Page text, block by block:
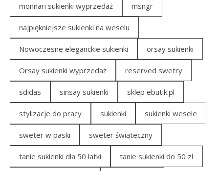
monnari sukienki wyprzedaż msngr
najpiękniejsze sukienki na weselu
Nowoczesne eleganckie sukienki orsay sukienki
Orsay sukienki wyprzedaż reserved swetry
sdidas sinsay sukienki sklep ebutik.pl
stylizacje do pracy sukienki sukienki wesele
sweter w paski sweter świąteczny
tanie sukienki dla 50 latki tanie sukienki do 50 zł